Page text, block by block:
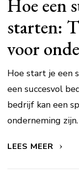
Hoe een
starten:
voor
Hoe start je een
een succesvol
bedrijf kan een
onderneming
LEES MEER